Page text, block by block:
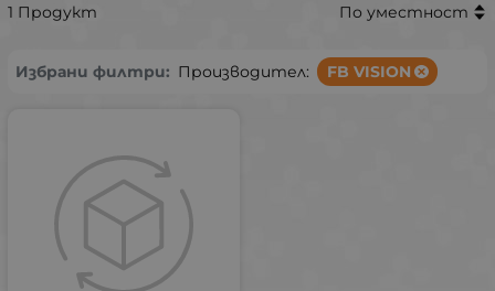
1 Продукт По уместност
Избрани филтри: Производител: FB VISION